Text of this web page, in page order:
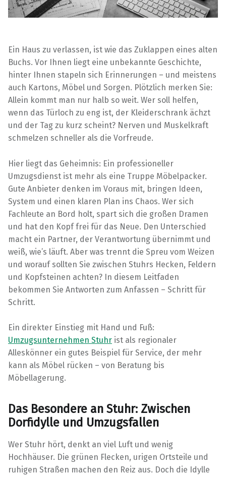
Ein Haus zu verlassen, ist wie das Zuklappen eines alten
Buchs. Vor Ihnen liegt eine unbekannte Geschichte,
hinter Ihnen stapeln sich Erinnerungen – und meistens
auch Kartons, Möbel und Sorgen. Plötzlich merken Sie:
Allein kommt man nur halb so weit. Wer soll helfen,
wenn das Türloch zu eng ist, der Kleiderschrank ächzt
und der Tag zu kurz scheint? Nerven und Muskelkraft
schmelzen schneller als die Vorfreude.
Hier liegt das Geheimnis: Ein professioneller
Umzugsdienst ist mehr als eine Truppe Möbelpacker.
Gute Anbieter denken im Voraus mit, bringen Ideen,
System und einen klaren Plan ins Chaos. Wer sich
Fachleute an Bord holt, spart sich die großen Dramen
und hat den Kopf frei für das Neue. Den Unterschied
macht ein Partner, der Verantwortung übernimmt und
weiß, wie’s läuft. Aber was trennt die Spreu vom Weizen
und worauf sollten Sie zwischen Stuhrs Hecken, Feldern
und Kopfsteinen achten? In diesem Leitfaden
bekommen Sie Antworten zum Anfassen – Schritt für
Schritt.
Ein direkter Einstieg mit Hand und Fuß:
Umzugsunternehmen Stuhr ist als regionaler
Alleskönner ein gutes Beispiel für Service, der mehr
kann als Möbel rücken – von Beratung bis
Möbellagerung.
Das Besondere an Stuhr: Zwischen
Dorfidylle und Umzugsfallen
Wer Stuhr hört, denkt an viel Luft und wenig
Hochhäuser. Die grünen Flecken, urigen Ortsteile und
ruhigen Straßen machen den Reiz aus. Doch die Idylle